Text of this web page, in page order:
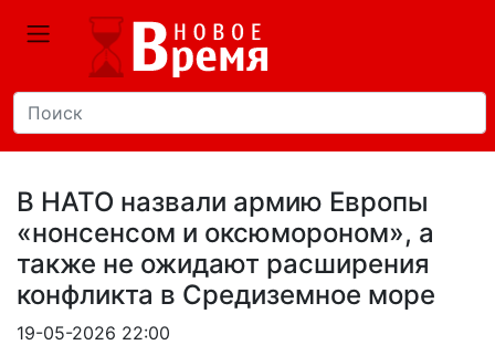
В НАТО назвали армию Европы
«нонсенсом и оксюмороном», а
также не ожидают расширения
конфликта в Средиземное море
19-05-2026 22:00